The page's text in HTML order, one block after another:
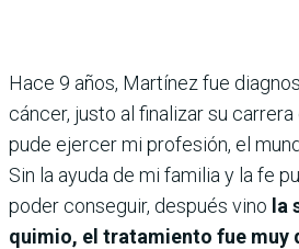
Hace 9 años, Martínez fue
cáncer, justo al finalizar su carrera
pude ejercer mi profesión, el
Sin la ayuda de mi familia y la fe
poder conseguir, después vino la
quimio, el tratamiento fue muy